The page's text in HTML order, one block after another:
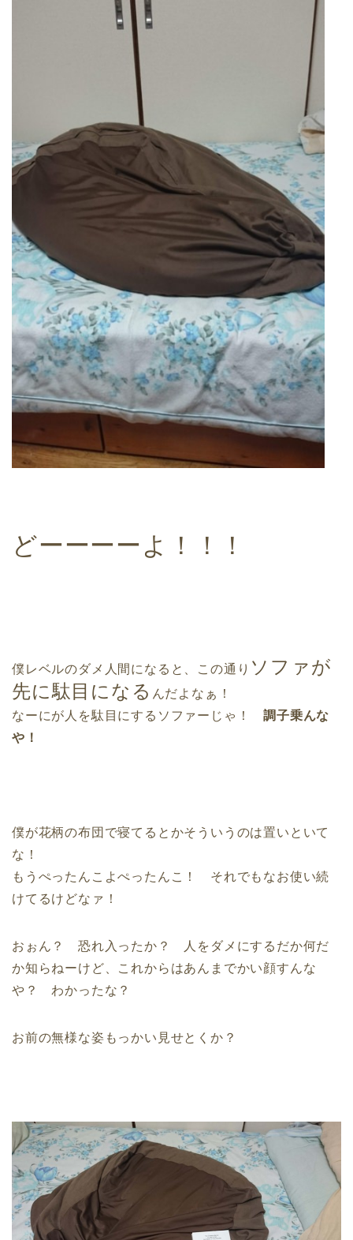
どーーーーよ！！！
僕レベルのダメ人間になると、 この通り ソファが
先に駄目になる んだよなぁ！
なーにが人を駄目にするソファーじゃ！調子乗んな
や！
僕が花柄の布団で寝てるとかそういうのは置いといて
な！
もうぺったんこよぺったんこ！ それでもなお使い続
けてるけどなァ！
おぉん？ 恐れ入ったか？ 人をダメにするだか何だ
か知らねーけど、これからはあんまでかい顔すんな
や？ わかったな？
お前の無様な姿もっかい見せとくか？